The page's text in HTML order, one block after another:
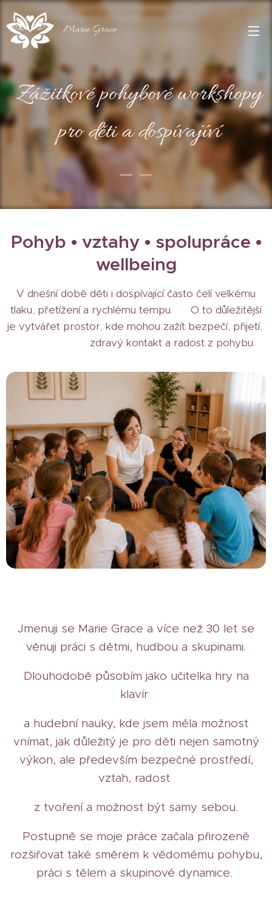
Marie Grace
Zážitkové pohybové workshopy
pro děti a dospívajíví
Pohyb • vztahy • spolupráce •
wellbeing
V dnešní době děti i dospívající často čelí velkému
tlaku, přetížení a rychlému tempu. O to důležitější
je vytvářet prostor, kde mohou zažít bezpečí, přijetí,
zdravý kontakt a radost z pohybu.
Jmenuji se Marie Grace a více než 30 let se
věnuji práci s dětmi, hudbou a skupinami.
Dlouhodobě působím jako učitelka hry na
klavír
a hudební nauky, kde jsem měla možnost
vnímat, jak důležitý je pro děti nejen samotný
výkon, ale především bezpečné prostředí,
vztah, radost
z tvoření a možnost být samy sebou.
Postupně se moje práce začala přirozeně
rozšiřovat také směrem k vědomému pohybu,
práci s tělem a skupinové dynamice.